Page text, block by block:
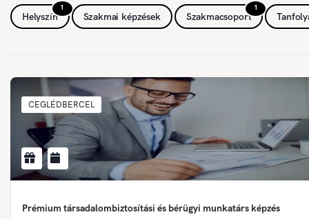
1
Helyszín Szakmai képzések
1
Szakmacsoport
CEGLÉDBERCEL
Prémium társadalombiztosítási és bérügyi munkatárs képzés